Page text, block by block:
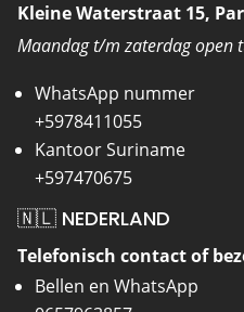
Kleine Waterstraat 15,
Maandag t/m zaterdag open
WhatsApp nummer
+5978411055
Kantoor Suriname
+597470675
🇳🇱 NEDERLAND
Telefonisch contact of
Bellen en WhatsApp